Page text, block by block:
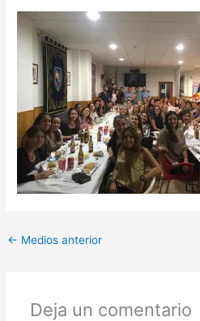
← Medios anterior
Deja un comentario